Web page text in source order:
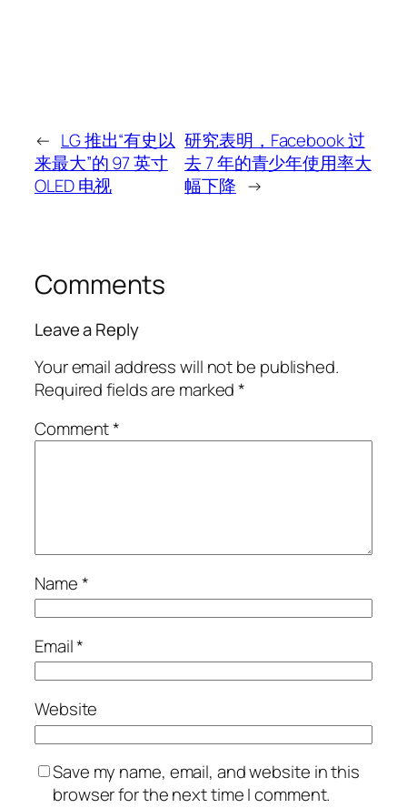
← LG 推出“有史以
来最大”的 97 英寸
OLED 电视
研究表明，Facebook 过
去 7 年的青少年使用率大
幅下降 →
Comments
Leave a Reply
Your email address will not be published.
Required fields are marked*
Comment*
Name*
Email*
Website
Save my name, email, and website in this
browser for the next time I comment.